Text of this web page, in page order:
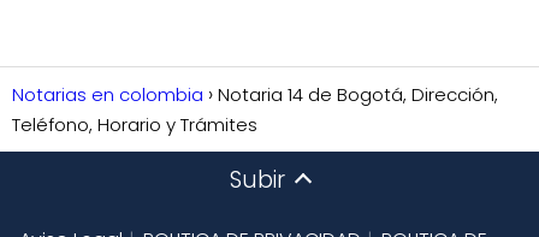
Notarias en colombia
Notaria 14 de Bogotá, Dirección,
Teléfono, Horario y Trámites
Subir